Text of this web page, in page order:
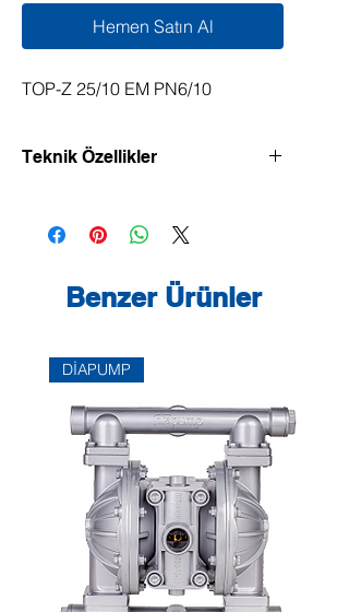
Hemen Satın Al
TOP-Z 25/10 EM PN6/10
Teknik Özellikler
suyu için uygundur.
Endüstri ve bina tekniğinde içme
kullanılabilir.
Rakor veya flanş bağlantılı, güç
devir sayısı kademeli, ıslak rotorlu
sirkülasyon pompası.
Donanım ve işlev
- Manuel güç uyarlaması, 3 devir
sayısı kademeli
- 1~ motorlu pompalar:
- P2 ila 90W: İzin verilmeyen
yükseklikteki sargı sıcaklıklarına karşı
dahili koruma
- P2 = 180W: Trip cihazı bağlantılı
Benzer Ürünler
DİAPUMP